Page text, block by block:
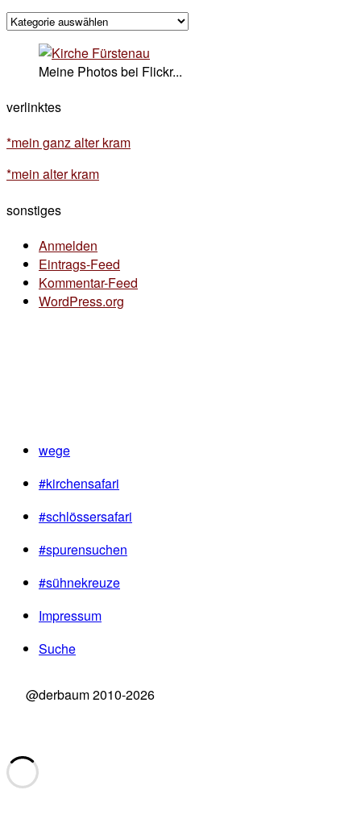
kategorisches
Meine Photos bei Flickr...
verlinktes
*mein ganz alter kram
*mein alter kram
sonstiges
Anmelden
Eintrags-Feed
Kommentar-Feed
WordPress.org
wege
#kirchensafari
#schlössersafari
#spurensuchen
#sühnekreuze
Impressum
Suche
@derbaum 2010-2026